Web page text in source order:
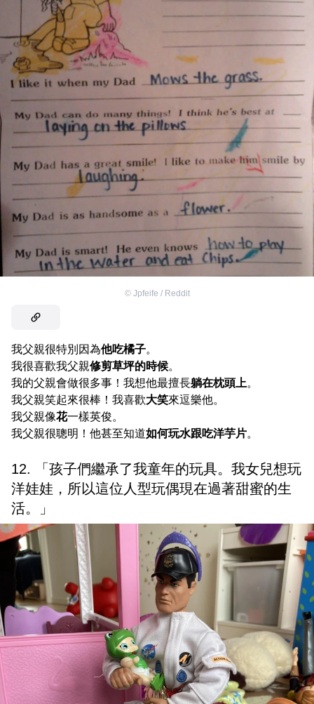
© Jpfeife / Reddit
我父親很特別因為他吃橘子。
我很喜歡我父親修剪草坪的時候。
我的父親會做很多事！我想他最擅長躺在枕頭上。
我父親笑起來很棒！我喜歡大笑來逗樂他。
我父親像花一樣英俊。
我父親很聰明！他甚至知道如何玩水跟吃洋芋片。
12. 「孩子們繼承了我童年的玩具。我女兒想玩
洋娃娃，所以這位人型玩偶現在過著甜蜜的生
活。」